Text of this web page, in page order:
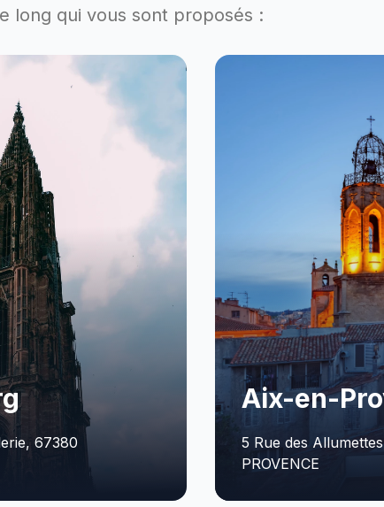
long qui vous sont proposés :
13090 AIX-EN-
Bordeaux
Rue Robert
BORDEAUX